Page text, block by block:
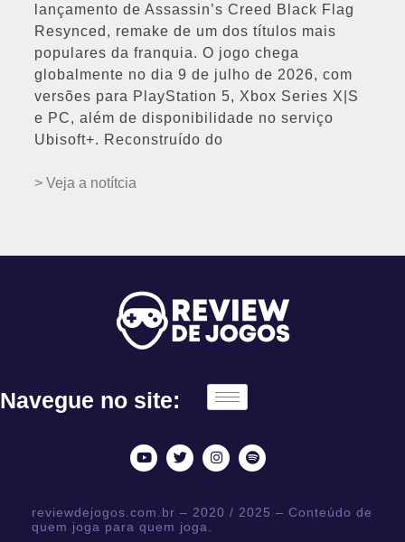
lançamento de Assassin’s Creed Black Flag
Resynced, remake de um dos títulos mais
populares da franquia. O jogo chega
globalmente no dia 9 de julho de 2026, com
versões para PlayStation 5, Xbox Series X|S
e PC, além de disponibilidade no serviço
Ubisoft+. Reconstruído do
> Veja a notítcia
Navegue no site:
reviewdejogos.com.br – 2020 / 2025 – Conteúdo de
quem joga para quem joga.